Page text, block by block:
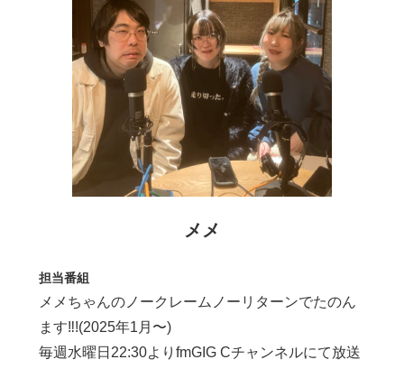
メメ
担当番組
メメちゃんのノークレームノーリターンでたのん
ます‼︎!(2025年1月〜)
毎週水曜日22:30よりfmGIG Cチャンネルにて放送